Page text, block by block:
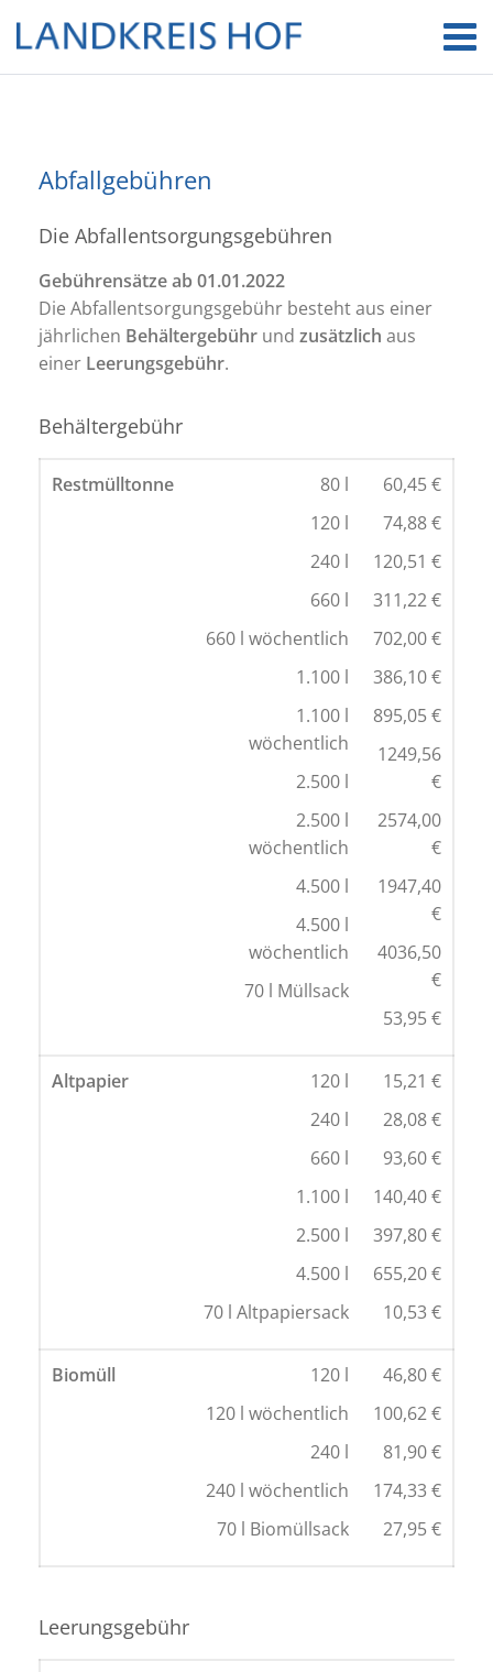
Abfallgebühren
Die Abfallentsorgungsgebühren
Gebührensätze ab 01.01.2022
Die Abfallentsorgungsgebühr besteht aus einer
jährlichen Behältergebühr und zusätzlich aus
einer Leerungsgebühr.
Behältergebühr
Restmülltonne
80 l
120 l
240 l
660 l
660 l wöchentlich
1.100 l
1.100 l
wöchentlich
2.500 l
2.500 l
wöchentlich
4.500 l
4.500 l
wöchentlich
70 l Müllsack
60,45 €
74,88 €
120,51 €
311,22 €
702,00 €
386,10 €
895,05 €
1249,56
€
2574,00
€
1947,40
€
4036,50
€
53,95 €
Altpapier
120 l
240 l
660 l
1.100 l
2.500 l
4.500 l
70 l Altpapiersack
15,21 €
28,08 €
93,60 €
140,40 €
397,80 €
655,20 €
10,53 €
Biomüll
120 l
120 l wöchentlich
240 l
240 l wöchentlich
70 l Biomüllsack
46,80 €
100,62 €
81,90 €
174,33 €
27,95 €
Leerungsgebühr